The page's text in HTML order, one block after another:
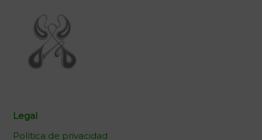
Legal
Política de privacidad